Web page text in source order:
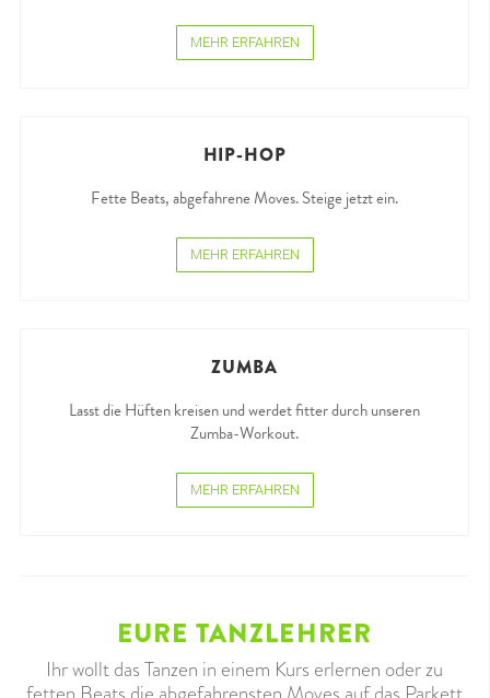
MEHR ERFAHREN
HIP-HOP
Fette Beats, abgefahrene Moves. Steige jetzt ein.
MEHR ERFAHREN
ZUMBA
Lasst die Hüften kreisen und werdet fitter durch unseren
Zumba-Workout.
MEHR ERFAHREN
EURE TANZLEHRER
Ihr wollt das Tanzen in einem Kurs erlernen oder zu